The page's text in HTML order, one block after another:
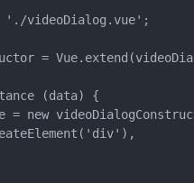
'./videoDialog.vue';
=
(data) {
= new